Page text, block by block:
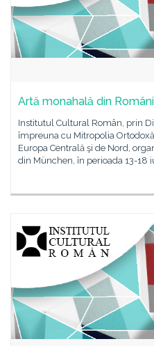
Artă monahală din
Institutul Cultural Român, prin
împreuna cu Mitropolia
Europa Centrală şi de Nord,
din München, în perioada 13-18